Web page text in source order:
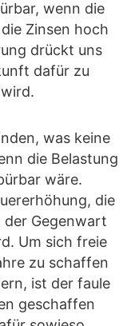
wenn die
Zinsen hoch
drückt uns
dafür zu
was keine
die Belastung
wäre.
die
Gegenwart
Um sich freie
zu schaffen
ist der faule
geschaffen